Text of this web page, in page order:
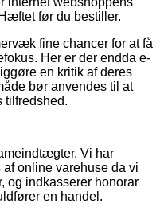
før du bestiller.
fine chancer for at få
Her er der endda e-
en kritik af deres
bør anvendes til at
tilfredshed.
Vi har
online varehuse da vi
og indkasserer honorar
en handel.